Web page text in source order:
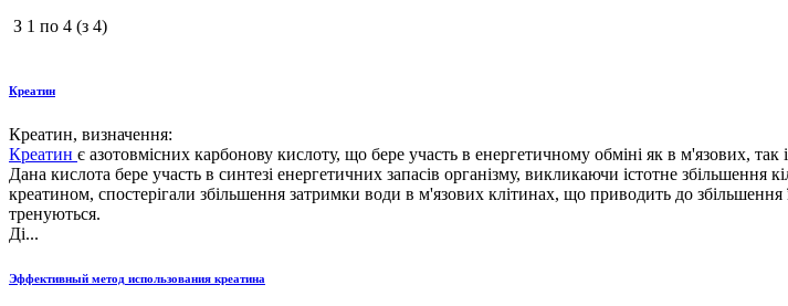
З 1 по 4 (з 4)
Креатин
Креатин, визначення:
Креатин є азотовмісних карбонову кислоту, що бере участь в енергетичному обміні як в м'язових, так
Дана кислота бере участь в синтезі енергетичних запасів організму, викликаючи істотне
креатином, спостерігали збільшення затримки води в м'язових клітинах, що приводить до
тренуються.
Ді...
Эффективный метод использования креатина